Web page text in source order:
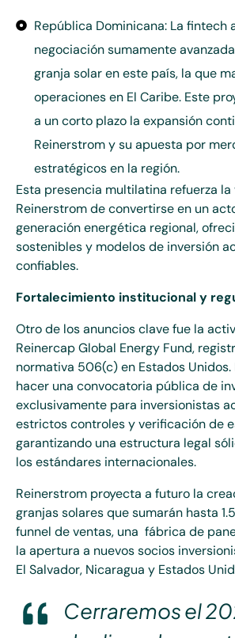
República Dominicana: La fintech
negociación sumamente
granja solar en este país, la que
operaciones en El Caribe. Este
a un corto plazo la expansión
Reinerstrom y su apuesta por
estratégicos en la región.
Esta presencia multilatina refuerza la
Reinerstrom de convertirse en un
generación energética regional,
sostenibles y modelos de inversión
confiables.
Fortalecimiento institucional y
Otro de los anuncios clave fue la
Reinercap Global Energy Fund,
normativa 506(c) en Estados
hacer una convocatoria pública de
exclusivamente para inversionistas
estrictos controles y verificación de
garantizando una estructura legal
los estándares internacionales.
Reinerstrom proyecta a futuro la
granjas solares que sumarán hasta
funnel de ventas, una fábrica de
la apertura a nuevos socios
El Salvador, Nicaragua y Estados
Cerraremos el